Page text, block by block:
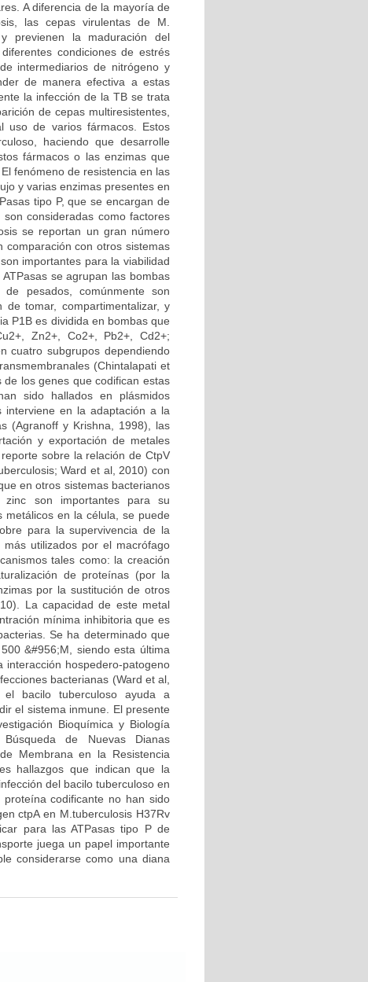
A diferencia de la mayoría de
las cepas virulentas de M.
previenen la maduración del
condiciones de estrés
intermediarios de nitrógeno y
de manera efectiva a estas
la infección de la TB se trata
de cepas multiresistentes,
uso de varios fármacos. Estos
haciendo que desarrolle
fármacos o las enzimas que
fenómeno de resistencia en las
y varias enzimas presentes en
tipo P, que se encargan de
consideradas como factores
se reportan un gran número
comparación con otros sistemas
importantes para la viabilidad
se agrupan las bombas
pesados, comúnmente son
de tomar, compartimentalizar, y
P1B es dividida en bombas que
Zn2+, Co2+, Pb2+, Cd2+;
cuatro subgrupos dependiendo
(Chintalapati et
los genes que codifican estas
sido hallados en plásmidos
en la adaptación a la
(Agranoff y Krishna, 1998), las
y exportación de metales
sobre la relación de CtpV
Ward et al, 2010) con
en otros sistemas bacterianos
son importantes para su
metálicos en la célula, se puede
para la supervivencia de la
utilizados por el macrófago
tales como: la creación
de proteínas (por la
por la sustitución de otros
La capacidad de este metal
mínima inhibitoria que es
Se ha determinado que
&#956;M, siendo esta última
hospedero-patogeno
bacterianas (Ward et al,
bacilo tuberculoso ayuda a
el sistema inmune. El presente
Bioquímica y Biología
de Nuevas Dianas
Membrana en la Resistencia
hallazgos que indican que la
del bacilo tuberculoso en
codificante no han sido
ctpA en M.tuberculosis H37Rv
para las ATPasas tipo P de
juega un papel importante
considerarse como una diana